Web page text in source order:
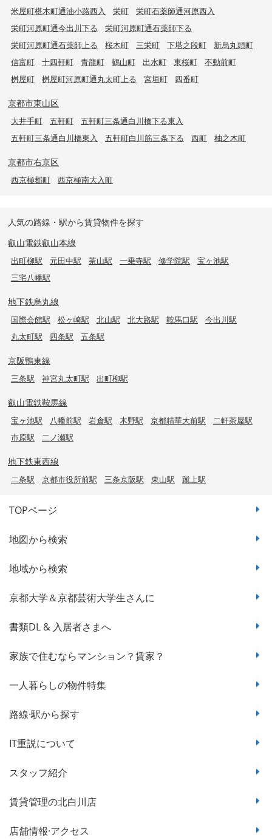
米屋町椹木町通油小路西入
栄町
栄町石薬師通河原西入
栄町河原町通今出川下る
栄町河原町通石薬師下る
栄町河原町通石薬師上る
桜木町 三栄町 下塔之段町
新烏丸頭町
信富町
十四軒町 青龍町 鶴山町 出水町 東桜町
不動前町
桝屋町
桝屋町河原町通丸太町上る 宮垣町 四番町
京都市東山区
大井手町 五軒町
五軒町三条通白川橋下る東入
五軒町三条通白川橋東入
五軒町白川筋三条下る 西町 柚之木町
京都市右京区
西京極郡町 西京極南大入町
人気の路線・駅から賃貸物件を探す
叡山電鉄叡山本線
出町柳駅 元田中駅 茶山駅 一乗寺駅 修学院駅
宝ヶ池駅
三宅八幡駅
地下鉄烏丸線
国際会館駅 松ヶ崎駅 北山駅 北大路駅 鞍馬口駅
今出川駅
丸太町駅
四条駅 五条駅
京阪鴨東線
三条駅 神宮丸太町駅 出町柳駅
叡山電鉄鞍馬線
宝ヶ池駅 八幡前駅 岩倉駅 木野駅 京都精華大前駅
二軒茶屋駅
市原駅
二ノ瀬駅
地下鉄東西線
二条駅 京都市役所前駅 三条京阪駅 東山駅 蹴上駅
TOPページ
地図から検索
地域から検索
京都大学＆京都芸術大学生さんに
書類DL & 入居者さまへ
家族で住むならマンション？賃家？
一人暮らしの物件特集
路線·駅から探す
IT重説について
スタッフ紹介
賃貸管理の北白川店
店舗情報·アクセス